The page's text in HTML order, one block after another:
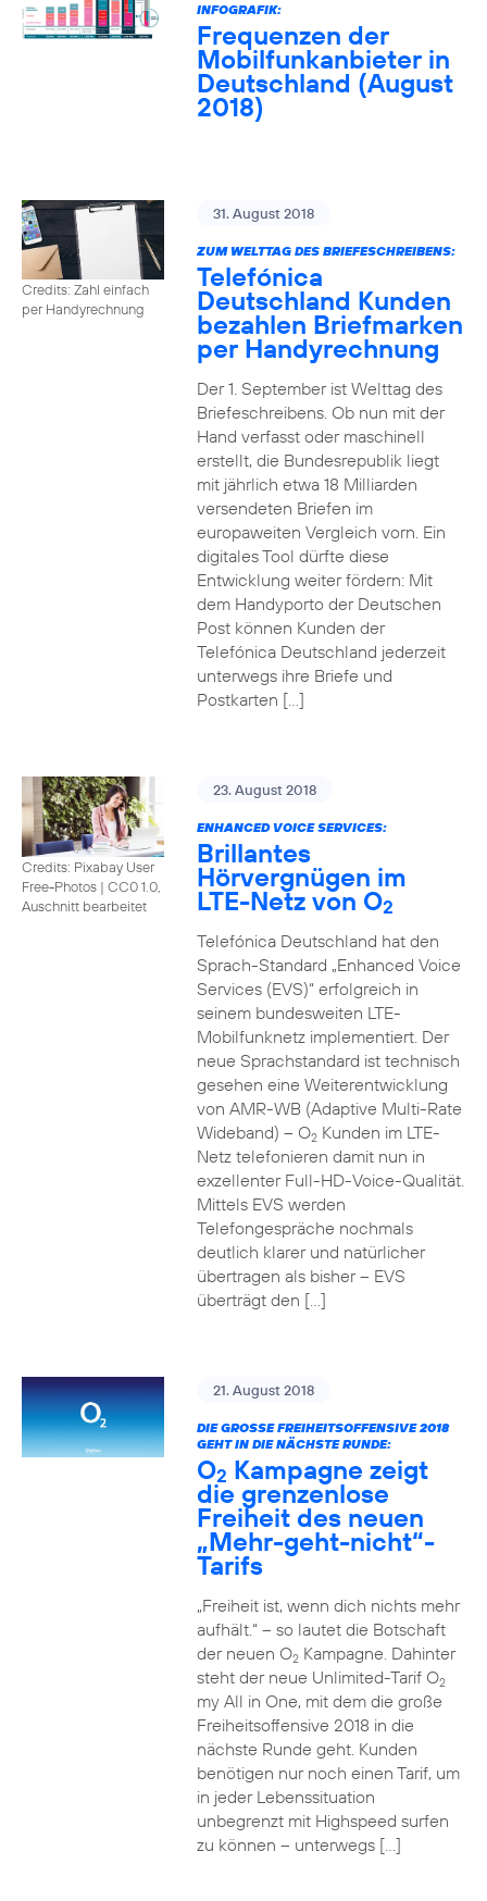
INFOGRAFIK:
Frequenzen der
Mobilfunkanbieter in
Deutschland (August
2018)
Credits: Zahl einfach
per Handyrechnung
31. August 2018
ZUM WELTTAG DES BRIEFESCHREIBENS:
Telefónica
Deutschland Kunden
bezahlen Briefmarken
per Handyrechnung
Der 1. September ist Welttag des
Briefeschreibens. Ob nun mit der
Hand verfasst oder maschinell
erstellt, die Bundesrepublik liegt
mit jährlich etwa 18 Milliarden
versendeten Briefen im
europaweiten Vergleich vorn. Ein
digitales Tool dürfte diese
Entwicklung weiter fördern: Mit
dem Handyporto der Deutschen
Post können Kunden der
Telefónica Deutschland jederzeit
unterwegs ihre Briefe und
Postkarten […]
Credits: Pixabay User
Free-Photos | CC0 1.0,
Auschnitt bearbeitet
23. August 2018
ENHANCED VOICE SERVICES:
Brillantes
Hörvergnügen im
LTE-Netz von O2
Telefónica Deutschland hat den
Sprach-Standard „Enhanced Voice
Services (EVS)“ erfolgreich in
seinem bundesweiten LTE-
Mobilfunknetz implementiert. Der
neue Sprachstandard ist technisch
gesehen eine Weiterentwicklung
von AMR-WB (Adaptive Multi-Rate
Wideband) – O2Kunden im LTE-
Netz telefonieren damit nun in
exzellenter Full-HD-Voice-Qualität.
Mittels EVS werden
Telefongespräche nochmals
deutlich klarer und natürlicher
übertragen als bisher – EVS
überträgt den […]
21. August 2018
DIE GROSSE FREIHEITSOFFENSIVE 2018 G
EHT IN DIE NÄCHSTE RUNDE:
O2 Kampagne zeigt
die grenzenlose
Freiheit des neuen
„Mehr-geht-nicht“-
Tarifs
„Freiheit ist, wenn dich nichts mehr
aufhält.“ – so lautet die Botschaft
der neuen O2Kampagne. Dahinter
steht der neue Unlimited-Tarif O2
my All in One, mit dem die große
Freiheitsoffensive 2018 in die
nächste Runde geht. Kunden
benötigen nur noch einen Tarif, um
in jeder Lebenssituation
unbegrenzt mit Highspeed surfen
zu können – unterwegs […]